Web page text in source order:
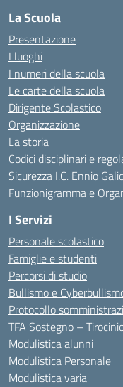
La Scuola
Presentazione
I luoghi
I numeri della scuola
Le carte della scuola
Dirigente Scolastico
Organizzazione
La storia
Codici disciplinari e
Sicurezza I.C. Ennio
Funzionigramma e
I Servizi
Personale scolastico
Famiglie e studenti
Percorsi di studio
Bullismo e
Protocollo
TFA Sostegno –
Modulistica alunni
Modulistica Personale
Modulistica varia